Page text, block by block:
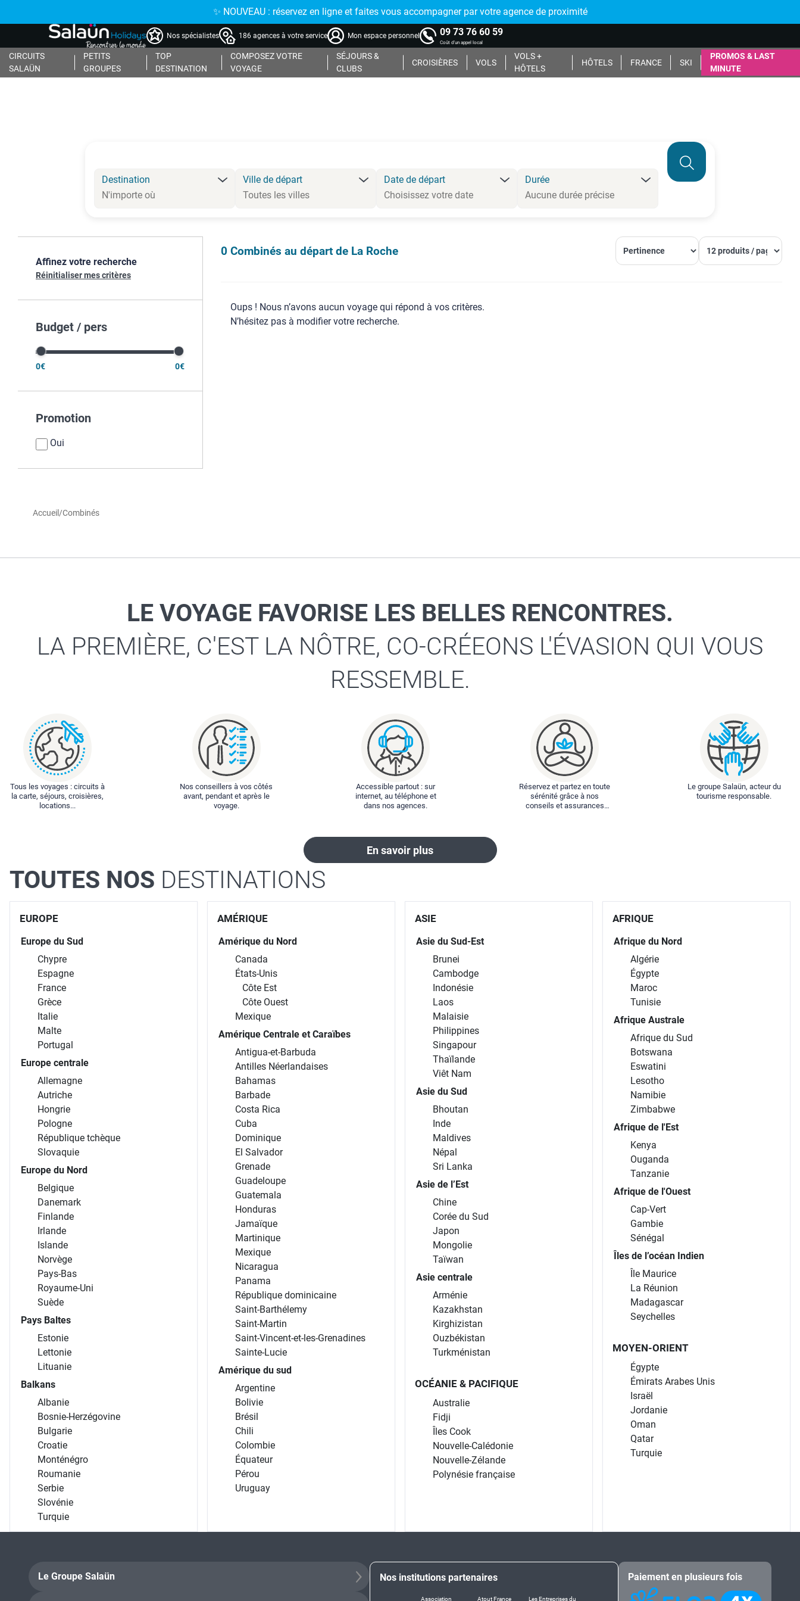
✨ NOUVEAU : réservez en ligne et faites vous accompagner par votre agence de proximité
Nos spécialistes 186 agences à votre service Mon espace personnel 09 73 76 60 59
Coût d'un appel local
CIRCUITS
SALAÜN
PETITS
GROUPES
TOP
DESTINATION
COMPOSEZ VOTRE
VOYAGE
SÉJOURS &
CLUBS
CROISIÈRES VOLS
VOLS +
HÔTELS
HÔTELS FRANCE SKI
PROMOS & LAST
MINUTE
Destination Ville de départ Date de départ Durée
Affinez votre recherche
Réinitialiser mes critères
Budget / pers
0€ 0€
Promotion
Oui
0 Combinés au départ de La Roche
Oups ! Nous n’avons aucun voyage qui répond à vos critères.
N’hésitez pas à modifier votre recherche.
Accueil /Combinés
LE VOYAGE FAVORISE LES BELLES RENCONTRES.
LA PREMIÈRE, C'EST LA NÔTRE, CO-CRÉEONS L'ÉVASION QUI VOUS
RESSEMBLE.
Tous les voyages : circuits à
la carte, séjours, croisières,
locations...
Nos conseillers à vos côtés
avant, pendant et après le
voyage.
Accessible partout : sur
internet, au téléphone et
dans nos agences.
Réservez et partez en toute
sérénité grâce à nos
conseils et assurances
Le groupe Salaün, acteur du
tourisme responsable.
En savoir plus
TOUTES NOS DESTINATIONS
EUROPE
Europe du Sud
Chypre
Espagne
France
Grèce
Italie
Malte
Portugal
Europe centrale
Allemagne
Autriche
Hongrie
Pologne
République tchèque
Slovaquie
Europe du Nord
Belgique
Danemark
Finlande
Irlande
Islande
Norvège
Pays-Bas
Royaume-Uni
Suède
Pays Baltes
Estonie
Lettonie
Lituanie
Balkans
Albanie
Bosnie-Herzégovine
Bulgarie
Croatie
Monténégro
Roumanie
Serbie
Slovénie
Turquie
AMÉRIQUE
Amérique du Nord
Canada
États-Unis
Côte Est
Côte Ouest
Mexique
Amérique Centrale et Caraïbes
Antigua-et-Barbuda
Antilles Néerlandaises
Bahamas
Barbade
Costa Rica
Cuba
Dominique
El Salvador
Grenade
Guadeloupe
Guatemala
Honduras
Jamaïque
Martinique
Mexique
Nicaragua
Panama
République dominicaine
Saint-Barthélemy
Saint-Martin
Saint-Vincent-et-les-Grenadines
Sainte-Lucie
Amérique du sud
Argentine
Bolivie
Brésil
Chili
Colombie
Équateur
Pérou
Uruguay
ASIE
Asie du Sud-Est
Brunei
Cambodge
Indonésie
Laos
Malaisie
Philippines
Singapour
Thaïlande
Viêt Nam
Asie du Sud
Bhoutan
Inde
Maldives
Népal
Sri Lanka
Asie de l’Est
Chine
Corée du Sud
Japon
Mongolie
Taïwan
Asie centrale
Arménie
Kazakhstan
Kirghizistan
Ouzbékistan
Turkménistan
OCÉANIE & PACIFIQUE
Australie
Fidji
Îles Cook
Nouvelle-Calédonie
Nouvelle-Zélande
Polynésie française
AFRIQUE
Afrique du Nord
Algérie
Égypte
Maroc
Tunisie
Afrique Australe
Afrique du Sud
Botswana
Eswatini
Lesotho
Namibie
Zimbabwe
Afrique de l'Est
Kenya
Ouganda
Tanzanie
Afrique de l'Ouest
Cap-Vert
Gambie
Sénégal
Îles de l’océan Indien
Île Maurice
La Réunion
Madagascar
Seychelles
MOYEN-ORIENT
Égypte
Émirats Arabes Unis
Israël
Jordanie
Oman
Qatar
Turquie
Le Groupe Salaün Nos institutions partenaires
Association Atout France Les Entreprises du
Paiement en plusieurs fois